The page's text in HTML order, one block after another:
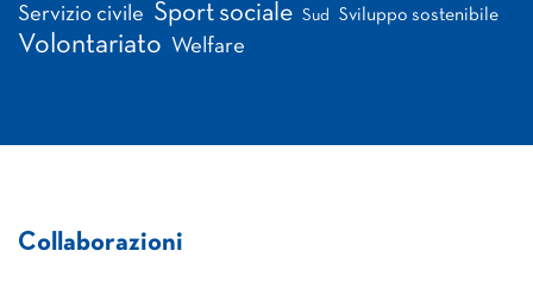
Servizio civile Sport sociale Sud Sviluppo sostenibile
Volontariato Welfare
Collaborazioni